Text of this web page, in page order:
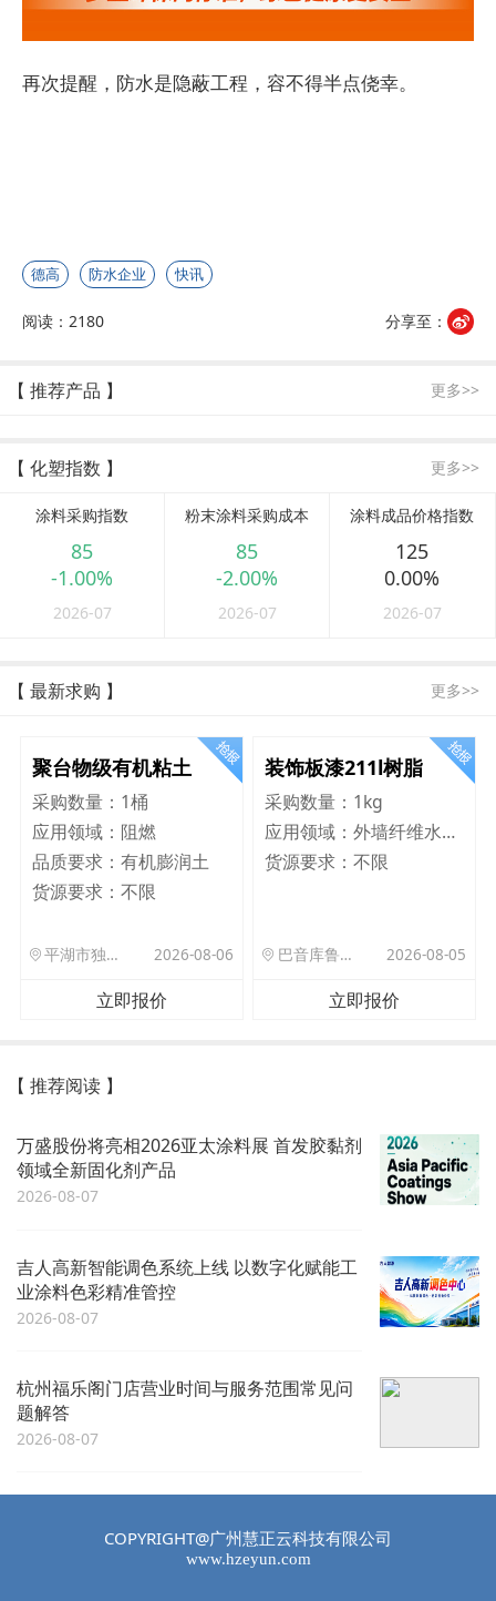
再次提醒，防水是隐蔽工程，容不得半点侥幸。
德高 防水企业 快讯
阅读：2180 分享至：
【 推荐产品 】 更多>>
【 化塑指数 】 更多>>
涂料采购指数
85
-1.00%
2026-07
粉末涂料采购成本
85
-2.00%
2026-07
涂料成品价格指数
125
0.00%
2026-07
【 最新求购 】 更多>>
聚台物级有机粘土
采购数量： 1桶
应用领域： 阻燃
品质要求： 有机膨润土
货源要求： 不限
平湖市独山港镇集港路 589 号 2026-08-06
立即报价
装饰板漆211l树脂
采购数量： 1kg
应用领域：
外墙纤维水泥板
货源要求：不限
巴音库鲁提镇,托帕口岸六号库房 2026-08-05
立即报价
【 推荐阅读 】
万盛股份将亮相2026亚太涂料展 首发胶黏剂
领域全新固化剂产品
2026-08-07
吉人高新智能调色系统上线 以数字化赋能工
业涂料色彩精准管控
2026-08-07
杭州福乐阁门店营业时间与服务范围常见问
题解答
2026-08-07
COPYRIGHT@广州慧正云科技有限公司
www.hzeyun.com